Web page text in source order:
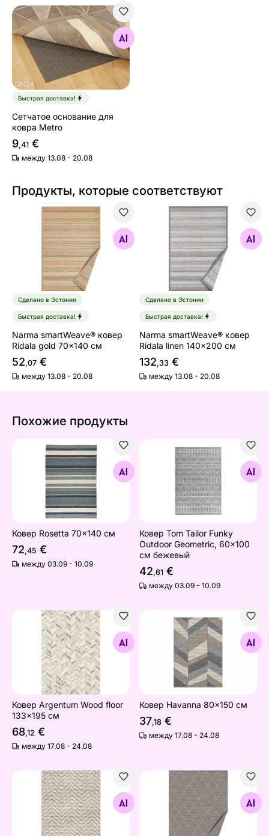
Сетчатое основание для ковра Metro
Найдите похожие
Быстрая доставка!
Сетчатое основание для
ковра Metro
9,41 €
между 13.08 - 20.08
Продукты, которые соответствуют
Narma smartWeave® ковер Ridala gold 70x140 см
Найдите похожие
Сделано в Эстонии
Быстрая доставка!
Narma smartWeave® ковер
Ridala gold 70x140 см
52,07 €
между 13.08 - 20.08
Narma smartWeave®
Найдите похожие
Сделано в Эстонии
Быстрая доставка!
Narma smartWeave® ковер
Ridala linen 140x200 см
132,33 €
между 13.08 - 20.08
Похожие продукты
Ковер Rosetta 70x140 см
Найдите похожие
Ковер Rosetta 70x140 см
72,45 €
между 03.09 - 10.09
Ковер Tom Tailor Funky
Найдите похожие
Ковер Tom Tailor Funky
Outdoor Geometric, 60x100
см бежевый
42,61 €
между 03.09 - 10.09
Ковер Argentum Wood floor 133x195 см
Найдите похожие
Ковер Argentum Wood floor
133x195 см
68,12 €
между 17.08 - 24.08
Ковер Havanna 80x150 см
Найдите похожие
Ковер Havanna 80x150 см
37,18 €
между 17.08 - 24.08
Narma шерстяной ковeр Bergen™ white 80x160 см
Найдите похожие
Ковер Narma
Найдите похожие